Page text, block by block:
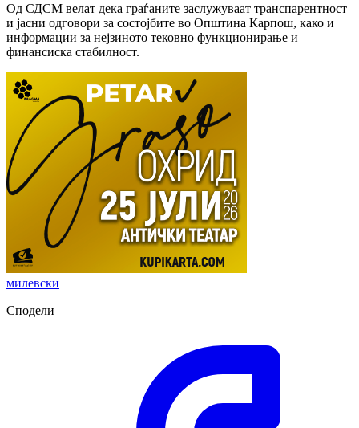
Од СДСМ велат дека граѓаните заслужуваат транспарентност
и јасни одговори за состојбите во Општина Карпош, како и
информации за нејзиното тековно функционирање и
финансиска стабилност.
милевски
Сподели